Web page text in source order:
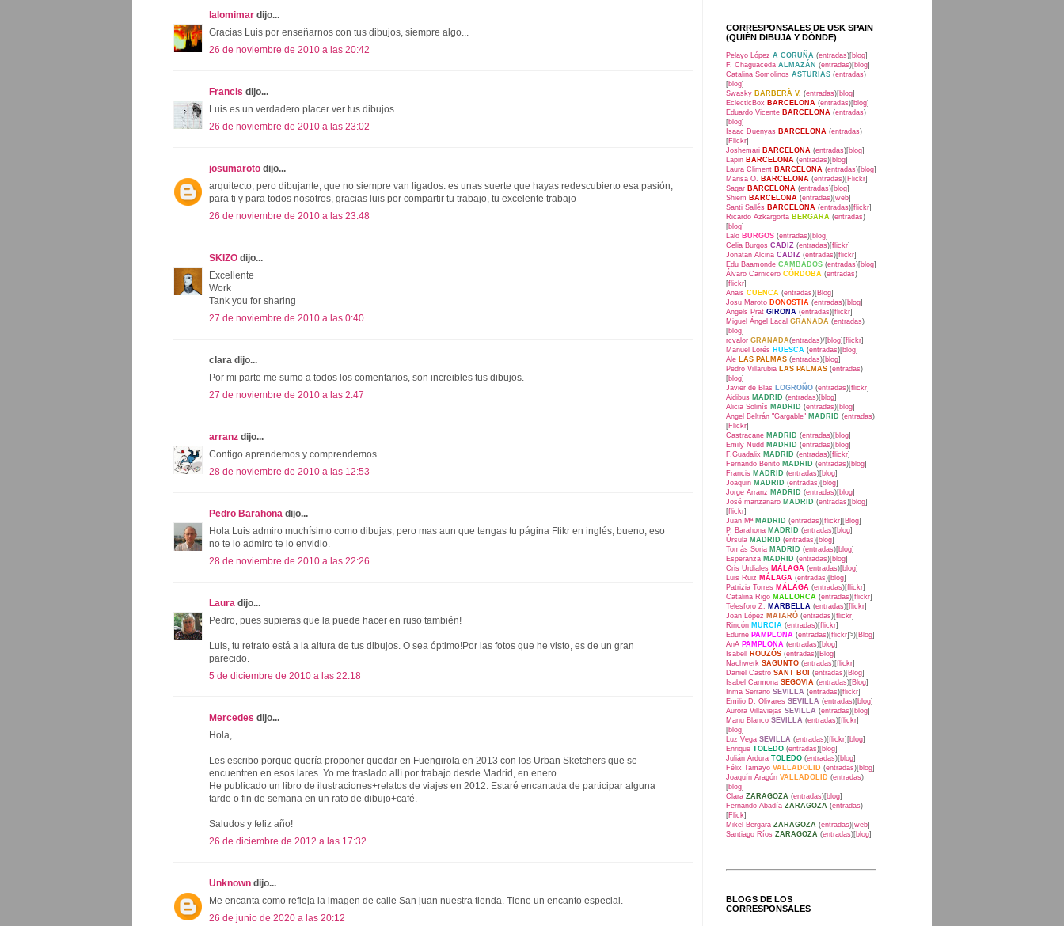
lalomimar dijo...
Gracias Luis por enseñarnos con tus dibujos, siempre algo...
26 de noviembre de 2010 a las 20:42
Francis dijo...
Luis es un verdadero placer ver tus dibujos.
26 de noviembre de 2010 a las 23:02
josumaroto dijo...
arquitecto, pero dibujante, que no siempre van ligados. es unas suerte que hayas redescubierto esa pasión,
para ti y para todos nosotros, gracias luis por compartir tu trabajo, tu excelente trabajo
26 de noviembre de 2010 a las 23:48
SKIZO dijo...
Excellente
Work
Tank you for sharing
27 de noviembre de 2010 a las 0:40
clara dijo...
Por mi parte me sumo a todos los comentarios, son increibles tus dibujos.
27 de noviembre de 2010 a las 2:47
arranz dijo...
Contigo aprendemos y comprendemos.
28 de noviembre de 2010 a las 12:53
Pedro Barahona dijo...
Hola Luis admiro muchísimo como dibujas, pero mas aun que tengas tu página Flikr en inglés, bueno, eso
no te lo admiro te lo envidio.
28 de noviembre de 2010 a las 22:26
Laura dijo...
Pedro, pues supieras que la puede hacer en ruso también!
Luis, tu retrato está a la altura de tus dibujos. O sea óptimo!Por las fotos que he visto, es de un gran
parecido.
5 de diciembre de 2010 a las 22:18
Mercedes dijo...
Hola,
Les escribo porque quería proponer quedar en Fuengirola en 2013 con los Urban Sketchers que se
encuentren en esos lares. Yo me traslado allí por trabajo desde Madrid, en enero.
He publicado un libro de ilustraciones+relatos de viajes en 2012. Estaré encantada de participar alguna
tarde o fin de semana en un rato de dibujo+café.
Saludos y feliz año!
26 de diciembre de 2012 a las 17:32
Unknown dijo...
Me encanta como refleja la imagen de calle San juan nuestra tienda. Tiene un encanto especial.
26 de junio de 2020 a las 20:12
CORRESPONSALES DE USK SPAIN
(QUIÉN DIBUJA Y DÓNDE)
Pelayo López A CORUÑA (entradas)[blog]
F. Chaguaceda ALMAZÁN (entradas)[blog]
Catalina Somolinos ASTURIAS (entradas)
[blog]
Swasky BARBERÀ V. (entradas)[blog]
EclecticBox BARCELONA (entradas)[blog]
Eduardo Vicente BARCELONA (entradas)
[blog]
Isaac Duenyas BARCELONA (entradas)
[Flickr]
Joshemari BARCELONA (entradas)[blog]
Lapin BARCELONA (entradas)[blog]
Laura Climent BARCELONA (entradas)[blog]
Marisa O. BARCELONA (entradas)[Flickr]
Sagar BARCELONA (entradas)[blog]
Shiem BARCELONA (entradas)[web]
Santi Sallés BARCELONA (entradas)[flickr]
Ricardo Azkargorta BERGARA (entradas)
[blog]
Lalo BURGOS (entradas)[blog]
Celia Burgos CADIZ (entradas)[flickr]
Jonatan Alcina CADIZ (entradas)[flickr]
Edu Baamonde CAMBADOS (entradas)[blog]
Álvaro Carnicero CÓRDOBA (entradas)
[flickr]
Anais CUENCA (entradas)[Blog]
Josu Maroto DONOSTIA (entradas)[blog]
Angels Prat GIRONA (entradas)[flickr]
Miguel Ángel Lacal GRANADA (entradas)
[blog]
rcvalor GRANADA(entradas)/[blog][flickr]
Manuel Lorés HUESCA (entradas)[blog]
Ale LAS PALMAS (entradas)[blog]
Pedro Villarubia LAS PALMAS (entradas)
[blog]
Javier de Blas LOGROÑO (entradas)[flickr]
Aidibus MADRID (entradas)[blog]
Alicia Solinís MADRID (entradas)[blog]
Angel Beltrán "Gargable" MADRID (entradas)
[Flickr]
Castracane MADRID (entradas)[blog]
Emily Nudd MADRID (entradas)[blog]
F.Guadalix MADRID (entradas)[flickr]
Fernando Benito MADRID (entradas)[blog]
Francis MADRID (entradas)[blog]
Joaquin MADRID (entradas)[blog]
Jorge Arranz MADRID (entradas)[blog]
José manzanaro MADRID (entradas)[blog]
[flickr]
Juan Mª MADRID (entradas)[flickr][Blog]
P. Barahona MADRID (entradas)[blog]
Úrsula MADRID (entradas)[blog]
Tomás Soria MADRID (entradas)[blog]
Esperanza MADRID (entradas)[blog]
Cris Urdiales MÁLAGA (entradas)[blog]
Luis Ruiz MÁLAGA (entradas)[blog]
Patrizia Torres MÁLAGA (entradas)[flickr]
Catalina Rigo MALLORCA (entradas)[flickr]
Telesforo Z. MARBELLA (entradas)[flickr]
Joan López MATARÓ (entradas)[flickr]
Rincón MURCIA (entradas)[flickr]
Edurne PAMPLONA (entradas)[flickr]>)[Blog]
AnA PAMPLONA (entradas)[blog]
Isabell
ROUZÓS (entradas)[Blog]
Nachwerk SAGUNTO (entradas)[flickr]
Daniel Castro SANT BOI (entradas)[Blog]
Isabel Carmona SEGOVIA (entradas)[Blog]
Inma Serrano SEVILLA (entradas)[flickr]
Emilio D. Olivares SEVILLA (entradas)[blog]
Aurora Villaviejas SEVILLA (entradas)[blog]
Manu Blanco SEVILLA (entradas)[flickr]
[blog]
Luz Vega SEVILLA (entradas)[flickr][blog]
Enrique TOLEDO (entradas)[blog]
Julián Ardura TOLEDO (entradas)[blog]
Félix Tamayo VALLADOLID (entradas)[blog]
Joaquín Aragón VALLADOLID (entradas)
[blog]
Clara ZARAGOZA (entradas)[blog]
Fernando Abadía ZARAGOZA (entradas)
[Flick]
Mikel Bergara ZARAGOZA (entradas)[web]
Santiago Ríos ZARAGOZA (entradas)[blog]
BLOGS DE LOS
CORRESPONSALES